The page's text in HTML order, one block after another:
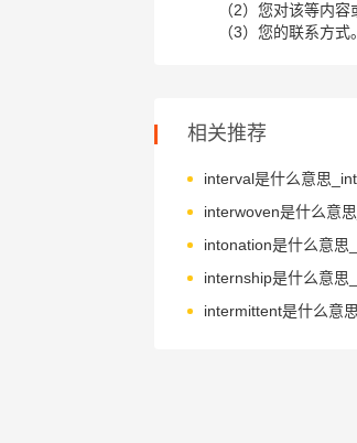
（2）您对该等内
（3）您的联系方
相关推荐
interval是什么意思